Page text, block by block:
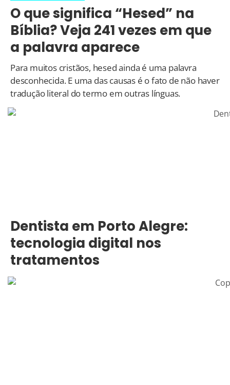
O que significa “Hesed” na
Bíblia? Veja 241 vezes em que
a palavra aparece
Para muitos cristãos, hesed ainda é uma palavra
desconhecida. E uma das causas é o fato de não haver
tradução literal do termo em outras línguas.
Dentista em Porto Alegre:
tecnologia digital nos
tratamentos